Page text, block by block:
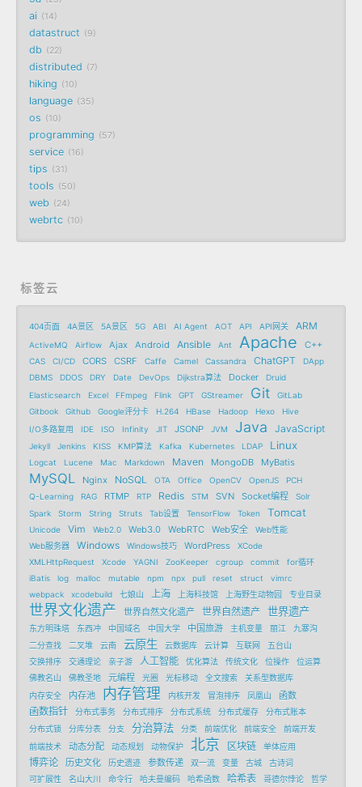
ai 14
datastruct 9
db 22
distributed 7
hiking 10
language 35
os 10
programming 57
service 16
tips 31
tools 50
web 24
webrtc 10
标签云
404页面 4A景区 5A景区 5G ABI AI Agent AOT API API网关 ARM
ActiveMQ Airflow Ajax Android Ansible Ant Apache C++
CAS CI/CD CORS CSRF Caffe Camel Cassandra ChatGPT
DApp
DBMS
DDOS DRY Date DevOps Dijkstra算法 Docker
Druid
Elasticsearch
Excel FFmpeg Flink GPT GStreamer Git
GitLab
Gitbook
Github Google评分卡 H.264 HBase Hadoop Hexo
Hive
I/O多路复用
IDE ISO Infinity JIT JSONP JVM Java JavaScript
Jekyll Jenkins KISS KMP算法 Kafka Kubernetes LDAP Linux
Logcat Lucene Mac Markdown Maven MongoDB MyBatis
MySQL Nginx NoSQL OTA Office OpenCV OpenJS
PCH
Q-Learning
RAG RTMP RTP Redis STM SVN Socket编程
Solr
Spark
Storm String Struts Tab设置 TensorFlow Token Tomcat
Unicode Vim Web2.0 Web3.0 WebRTC Web安全
Web性能
Web服务器
Windows Windows技巧 WordPress
XCode
XMLHttpRequest
Xcode YAGNI ZooKeeper cgroup commit
for循环
iBatis
log malloc mutable npm npx pull reset struct
vimrc
webpack
xcodebuild 七娘山 上海 上海科技馆 上海野生动物园 专业目录
世界文化遗产 世界自然文化遗产 世界自然遗产 世界遗产
东方明珠塔 东西冲 中国域名 中国大学 中国旅游 主机变量 丽江
九寨沟
二分查找
二叉堆 云南 云原生 云数据库 云计算 互联网
五台山
交换排序
交通理论 亲子游 人工智能 优化算法 传统文化 位操作
位运算
佛教名山
佛教圣地 元编程 光圈 光标移动 全文搜索
关系型数据库
内存安全
内存池 内存管理 内核开发 冒泡排序 凤凰山 函数
函数指针 分布式事务 分布式排序 分布式系统 分布式缓存
分布式账本
分布式锁
分库分表 分支 分治算法 分类 前端优化 前端安全
前端开发
前端技术
动态分配 动态规划 动物保护 北京 区块链 单体应用
博弈论 历史文化 历史遗迹 参数传递 双一流 变量 古城
古诗词
可扩展性
名山大川 命令行 哈夫曼编码 哈希函数 哈希表 哥德尔悖论 哲学